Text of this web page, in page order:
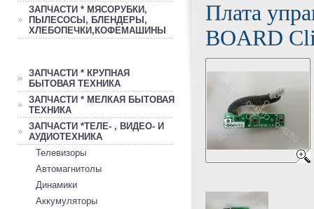
ЗАПЧАСТИ * МЯСОРУБКИ,
ПЫЛЕСОСЫ, БЛЕНДЕРЫ,
ХЛЕБОПЕЧКИ,КОФЕМАШИНЫ
ЗАПЧАСТИ * КРУПНАЯ
БЫТОВАЯ ТЕХНИКА
ЗАПЧАСТИ * МЕЛКАЯ БЫТОВАЯ
ТЕХНИКА
ЗАПЧАСТИ *ТЕЛЕ- , ВИДЕО- И
АУДИОТЕХНИКА
Телевизоры
Автомагнитолы
Динамики
Аккумуляторы
Плата
BOARD